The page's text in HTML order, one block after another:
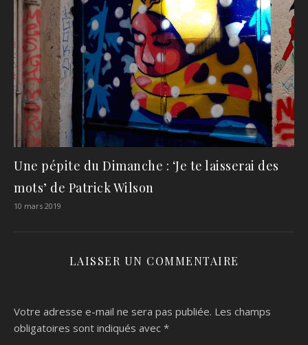
Une pépite du Dimanche : ‘Je te laisserai des
mots’ de Patrick Wilson
10 mars 2019
LAISSER UN COMMENTAIRE
Votre adresse e-mail ne sera pas publiée. Les champs
obligatoires sont indiqués avec *